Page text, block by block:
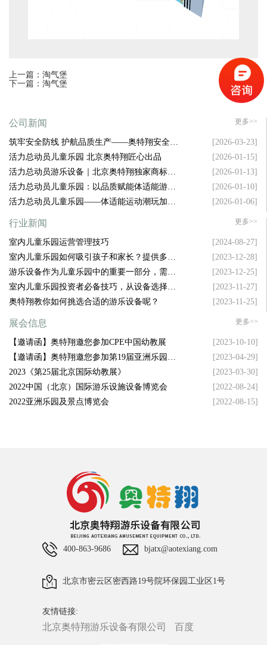
上一篇：淘气堡
下一篇：淘气堡
公司新闻 更多>>
筑牢安全防线 护航品质生产——奥特翔安全生
产大会顺利召开
[2026-03-23]
活力总动员儿童乐园 北京奥特翔匠心出品
[2026-01-15]
活力总动员游乐设备｜北京奥特翔独家商标坐
镇，拿捏游乐圈流量密码
[2026-01-13]
活力总动员儿童乐园：以品质赋能体适能游乐
新升级
[2026-01-10]
活力总动员儿童乐园——体适能运动潮玩加盟
[2026-01-06]
行业新闻 更多>>
室内儿童乐园运营管理技巧
[2024-08-27]
室内儿童乐园如何吸引孩子和家长？提供多样
化设施是关键！
[2023-12-28]
游乐设备作为儿童乐园中的重要一部分，需要
具备哪些特点才能吸引孩子的注意力呢？
[2023-12-25]
室内儿童乐园投资者必备技巧，从设备选择到
空间布局，样样精通！
[2023-11-27]
奥特翔教你如何挑选合适的游乐设备呢？
[2023-11-25]
展会信息 更多>>
【邀请函】奥特翔邀您参加CPE中国幼教展
[2023-10-10]
【邀请函】奥特翔邀您参加第19届亚洲乐园及
景点博览会
[2023-04-29]
2023《第25届北京国际幼教展》
[2023-03-30]
2022中国（北京）国际游乐设施设备博览会
[2022-08-24]
2022亚洲乐园及景点博览会
[2022-08-15]
400-863-9686 bjatx@aotexiang.com
北京市密云区密西路19号院环保园工业区1号
友情链接:
北京奥特翔游乐设备有限公司 百度